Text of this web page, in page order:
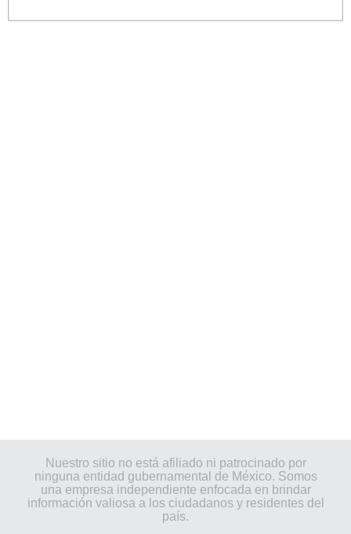
Nuestro sitio no está afiliado ni patrocinado por
ninguna entidad gubernamental de México. Somos
una empresa independiente enfocada en brindar
información valiosa a los ciudadanos y residentes del
país.